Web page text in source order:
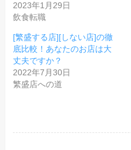
2023年1月29日
飲食転職
[繁盛する店][しない店]の徹
底比較！あなたのお店は大
丈夫ですか？
2022年7月30日
繁盛店への道